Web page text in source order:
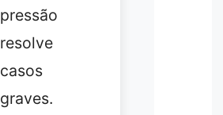
pressão
resolve
casos
graves.